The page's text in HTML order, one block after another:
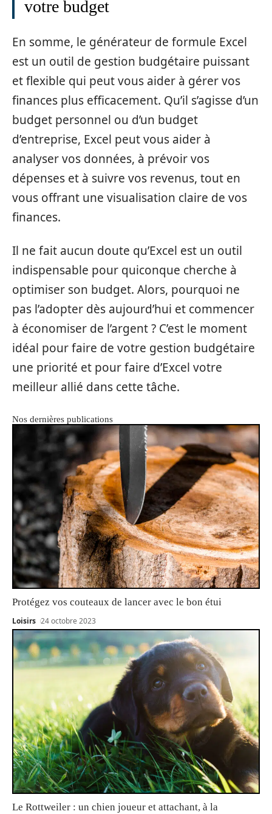
votre budget
En somme, le générateur de formule Excel
est un outil de gestion budgétaire puissant
et flexible qui peut vous aider à gérer vos
finances plus efficacement. Qu’il s’agisse d’un
budget personnel ou d’un budget
d’entreprise, Excel peut vous aider à
analyser vos données, à prévoir vos
dépenses et à suivre vos revenus, tout en
vous offrant une visualisation claire de vos
finances.
Il ne fait aucun doute qu’Excel est un outil
indispensable pour quiconque cherche à
optimiser son budget. Alors, pourquoi ne
pas l’adopter dès aujourd’hui et commencer
à économiser de l’argent ? C’est le moment
idéal pour faire de votre gestion budgétaire
une priorité et pour faire d’Excel votre
meilleur allié dans cette tâche.
Nos dernières publications
Protégez vos couteaux de lancer avec le bon étui
Loisirs 24 octobre 2023
Le Rottweiler : un chien joueur et attachant, à la